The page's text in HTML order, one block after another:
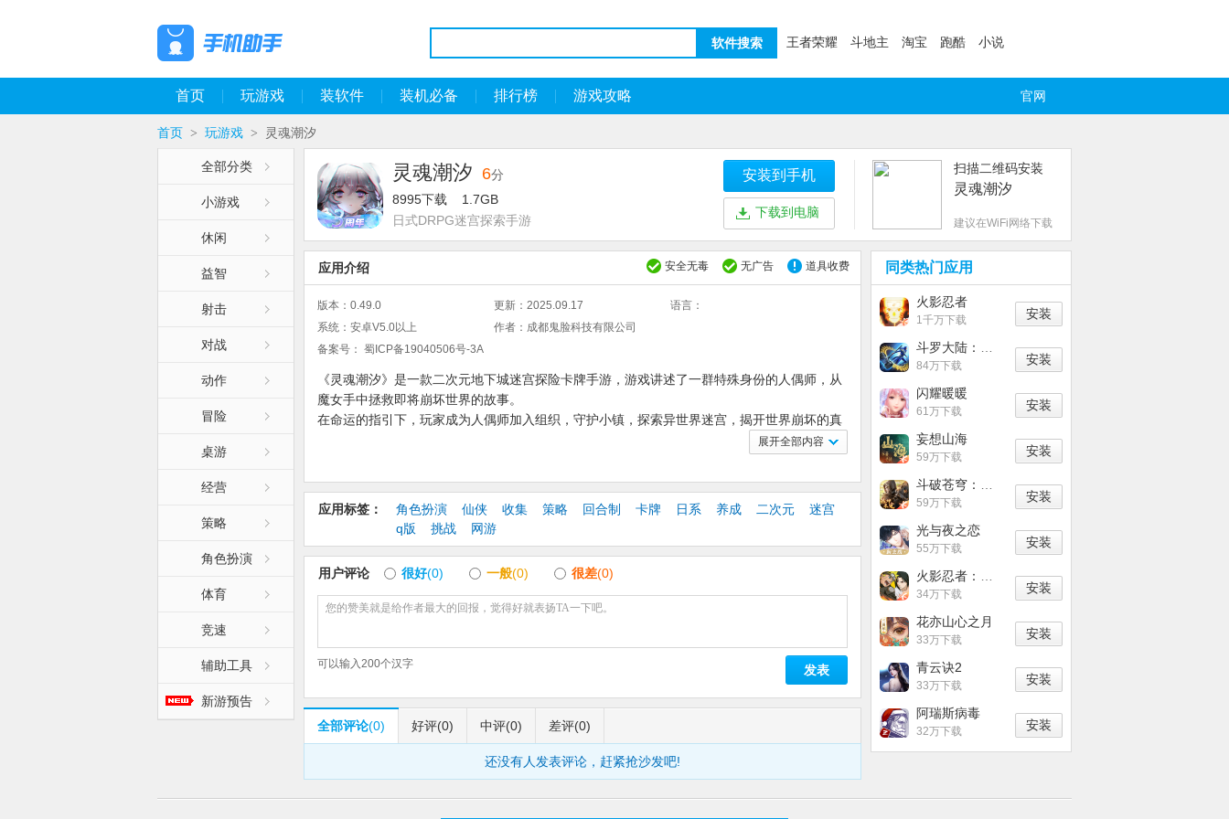
软件搜索 王者荣耀 斗地主 淘宝 跑酷 小说
首页 玩游戏 装软件 装机必备 排行榜 游戏攻略 官网
首页 > 玩游戏 > 灵魂潮汐
全部分类
小游戏
休闲
益智
射击
对战
动作
冒险
桌游
经营
策略
角色扮演
体育
竞速
辅助工具
新游预告
灵魂潮汐 6分
8995下载
1.7GB
日式DRPG迷宫探索手游
安装到手机
下载到电脑
扫描二维码安装
灵魂潮汐
建议在WiFi网络下载
应用介绍 安全无毒 无广告 道具收费
版本： 0.49.0 更新： 2025.09.17
语言：
系统： 安卓V5.0以上 作者： 成都鬼脸科技有限公司
备案号： 蜀ICP备19040506号-3A
《灵魂潮汐》是一款二次元地下城迷宫探险卡牌手游，游戏讲述了一群特殊身份的人偶师，从
魔女手中拯救即将崩坏世界的故事。
在命运的指引下，玩家成为人偶师加入组织，守护小镇，探索异世界迷宫，揭开世界崩坏的真
【更新日志】:
本次测试新增：
1、全新人偶：九华、安德莉亚、朔耶真子、欧若拉、艾妮斯。人偶叶月雪重新制作。
2、全部人偶新增技能动画效果。
4、主界面及小镇各区域界面重新制作，NPC交互方式增加。
5、增加迷宫探索动画效果。
6、新增玩法，幻境遗迹玩法。
7、次元深渊增加了刻印数量，优化了刻印属性和组合。
展开全部内容
应用标签： 角色扮演 仙侠 收集 策略 回合制 卡牌 日系 养成 二次元
迷宫
q版
挑战 网游
用户评论 很好(0) 一般(0) 很差(0)
可以输入200个汉字 发表
全部评论(0) 好评(0) 中评(0) 差评(0)
还没有人发表评论，赶紧抢沙发吧!
同类热门应用
火影忍者
1千万下载 安装
84万下载 安装
闪耀暖暖
61万下载 安装
妄想山海
59万下载 安装
59万下载 安装
光与夜之恋
55万下载 安装
34万下载 安装
花亦山心之月
33万下载 安装
青云诀2
33万下载 安装
阿瑞斯病毒
32万下载 安装